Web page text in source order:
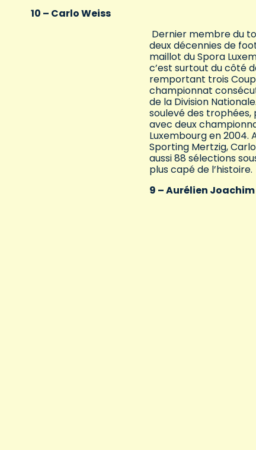
10 – Carlo Weiss
Dernier membre du
deux décennies de
maillot du Spora
c’est surtout du côté
remportant trois
championnat
de la Division
soulevé des trophées,
avec deux
Luxembourg en 2004.
Sporting Mertzig,
aussi 88 sélections
plus capé de l’histoire.
9 – Aurélien Joachim